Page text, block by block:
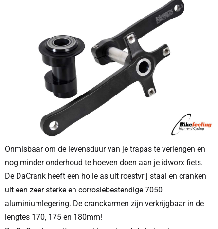
Onmisbaar om de levensduur van je trapas te verlengen en
nog minder onderhoud te hoeven doen aan je idworx fiets.
De DaCrank heeft een holle as uit roestvrij staal en cranken
uit een zeer sterke en corrosiebestendige 7050
aluminiumlegering. De cranckarmen zijn verkrijgbaar in de
lengtes 170, 175 en 180mm!